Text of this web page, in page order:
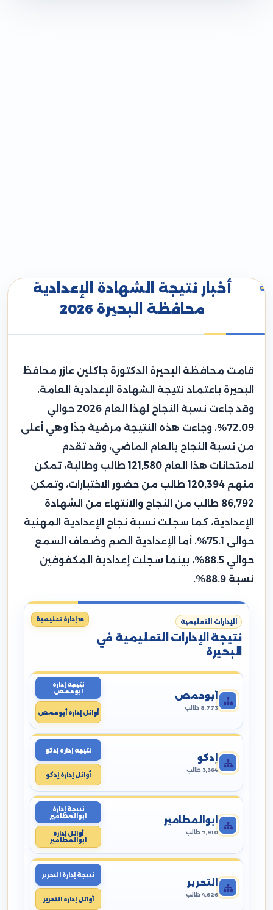
أخبار نتيجة الشهادة الإعدادية
محافظة البحيرة 2026
قامت محافظة البحيرة الدكتورة جاكلين عازر محافظ
البحيرة باعتماد نتيجة الشهادة الإعدادية العامة،
وقد جاءت نسبة النجاح لهذا العام 2026 حوالي
72.09%، وجاءت هذه النتيجة مرضية جدًا وهي أعلى
من نسبة النجاح بالعام الماضي، وقد تقدم
لامتحانات هذا العام 121,580 طالب وطالبة، تمكن
منهم 120,394 طالب من حضور الاختبارات، وتمكن
86,792 طالب من النجاح والانتهاء من الشهادة
الإعدادية، كما سجلت نسبة نجاح الإعدادية المهنية
حوالى 75.1%، أما الإعدادية الصم وضعاف السمع
حوالي 88.5%، بينما سجلت إعدادية المكفوفين
نسبة 88.9%.
الإدارات التعليمية
نتيجة الإدارات التعليمية في
البحيرة
18 إدارة تعليمية
أبوحمص
8,773 طالب
نتيجة إدارة
أبوحمص
أوائل إدارة أبوحمص
إدكو
3,364 طالب
نتيجة إدارة إدكو
أوائل إدارة إدكو
ابوالمطامير
7,910 طالب
نتيجة إدارة
ابوالمطامير
أوائل إدارة
ابوالمطامير
التحرير
4,626 طالب
نتيجة إدارة التحرير
أوائل إدارة التحرير